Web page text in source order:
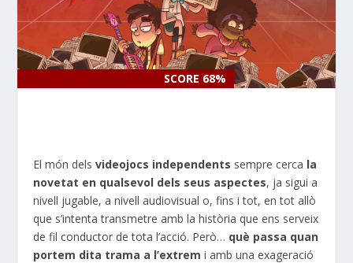
SCORE 68%
SCORE 68%
El món delsvideojocs independents sempre cerca la
novetat en qualsevol dels seus aspectes, ja sigui a
nivell jugable, a nivell audiovisual o, fins i tot, en tot allò
que s’intenta transmetre amb la història que ens serveix
de fil conductor de tota l’acció. Però… què passa quan
portem dita trama a l’extrem i amb una exageració